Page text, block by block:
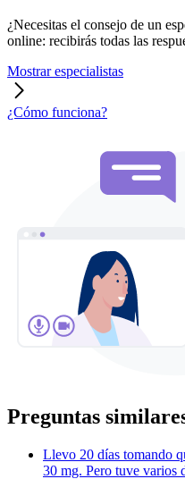
¿Necesitas el consejo de un
online: recibirás todas las
Mostrar especialistas
¿Cómo funciona?
Preguntas
Llevo 20 días tomando
30 mg. Pero tuve varios